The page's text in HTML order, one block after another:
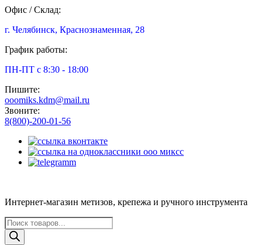
Офис / Склад:
г. Челябинск, Краснознаменная, 28
График работы:
ПН-ПТ с 8:30 - 18:00
Пишите:
ooomiks.kdm@mail.ru
Звоните:
8(800)-200-01-56
Интернет-магазин метизов, крепежа и ручного инструмента
Поиск
товаров